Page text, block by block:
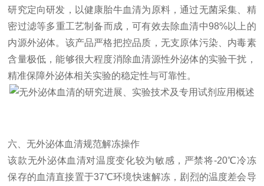
研究定向研发，以健康胎牛血清为原料，通过无菌采集、精
密过滤等多重工艺制备而成，可有效去除血清中98%以上的
内源外泌体。该产品严格把控品质，无支原体污染、内毒素
含量极低，能够很大程度消除血清源性外泌体的实验干扰，
精准保障外泌体相关实验的稳定性与可靠性。
六、无外泌体血清规范解冻操作
该款无外泌体血清对温度变化较为敏感，严禁将-20℃冷冻
保存的血清直接置于37℃环境快速解冻，剧烈的温度差会导